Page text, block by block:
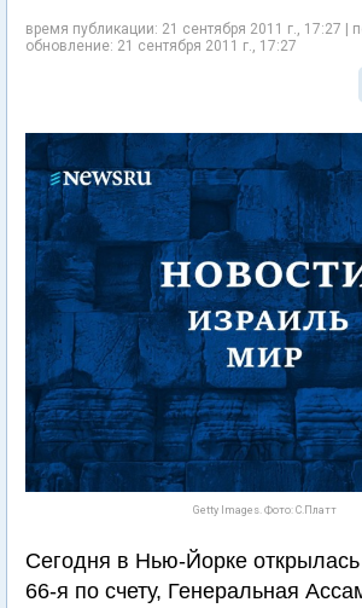
время публикации: 21 сентября 2011 г., 17:27 |
обновление: 21 сентября 2011 г., 17:27
Getty Images. Фото: С.Платт
Сегодня в Нью-Йорке
66-я по счету, Генеральная